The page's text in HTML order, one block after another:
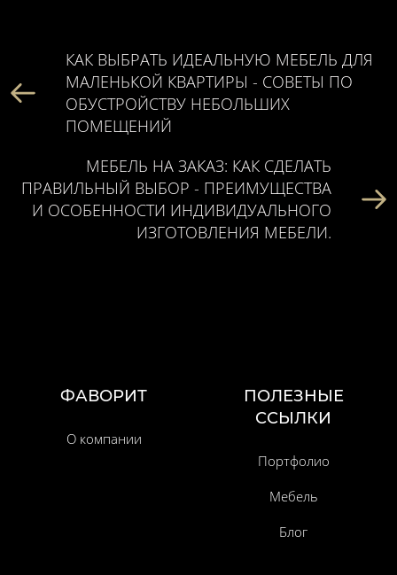
КАК ВЫБРАТЬ ИДЕАЛЬНУЮ МЕБЕЛЬ ДЛЯ
МАЛЕНЬКОЙ КВАРТИРЫ - СОВЕТЫ ПО
ОБУСТРОЙСТВУ НЕБОЛЬШИХ
ПОМЕЩЕНИЙ
МЕБЕЛЬ НА ЗАКАЗ: КАК СДЕЛАТЬ
ПРАВИЛЬНЫЙ ВЫБОР - ПРЕИМУЩЕСТВА
И ОСОБЕННОСТИ ИНДИВИДУАЛЬНОГО
ИЗГОТОВЛЕНИЯ МЕБЕЛИ.
ФАВОРИТ
О компании
ПОЛЕЗНЫЕ
ССЫЛКИ
Портфолио
Мебель
Блог